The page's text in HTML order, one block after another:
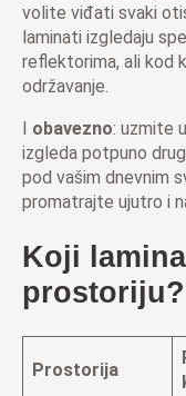
volite viđati svaki
laminati izgledaju
reflektorima, ali kod
održavanje.
I obavezno: uzmite
izgleda potpuno
pod vašim dnevnim
promatrajte ujutro i
Koji
prostoriju?
Prostorija